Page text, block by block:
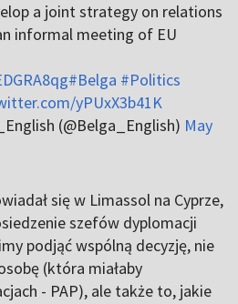
a joint strategy on relations
informal meeting of EU
#Belga #Politics
yPUxX3b41K
(@Belga_English) May
się w Limassol na Cyprze,
szefów dyplomacji
podjąć wspólną decyzję, nie
(która miałaby
- PAP), ale także to, jakie